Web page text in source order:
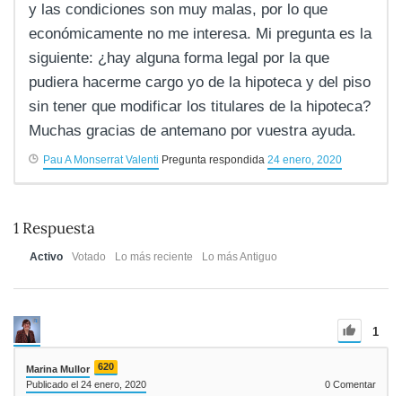
y las condiciones son muy malas, por lo que
económicamente no me interesa. Mi pregunta es la
siguiente: ¿hay alguna forma legal por la que
pudiera hacerme cargo yo de la hipoteca y del piso
sin tener que modificar los titulares de la hipoteca?
Muchas gracias de antemano por vuestra ayuda.
Pau A Monserrat Valenti Pregunta respondida 24 enero, 2020
1 Respuesta
Activo Votado Lo más reciente Lo más Antiguo
1
Marina Mullor
620
Publicado el 24 enero, 2020
0 Comentar